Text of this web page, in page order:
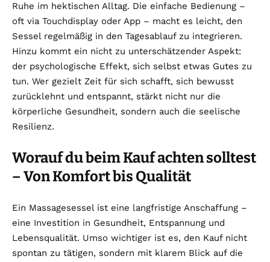
Ruhe im hektischen Alltag. Die einfache Bedienung –
oft via Touchdisplay oder App – macht es leicht, den
Sessel regelmäßig in den Tagesablauf zu integrieren.
Hinzu kommt ein nicht zu unterschätzender Aspekt:
der psychologische Effekt, sich selbst etwas Gutes zu
tun. Wer gezielt Zeit für sich schafft, sich bewusst
zurücklehnt und entspannt, stärkt nicht nur die
körperliche Gesundheit, sondern auch die seelische
Resilienz.
Worauf du beim Kauf achten solltest
– Von Komfort bis Qualität
Ein Massagesessel ist eine langfristige Anschaffung –
eine Investition in Gesundheit, Entspannung und
Lebensqualität. Umso wichtiger ist es, den Kauf nicht
spontan zu tätigen, sondern mit klarem Blick auf die